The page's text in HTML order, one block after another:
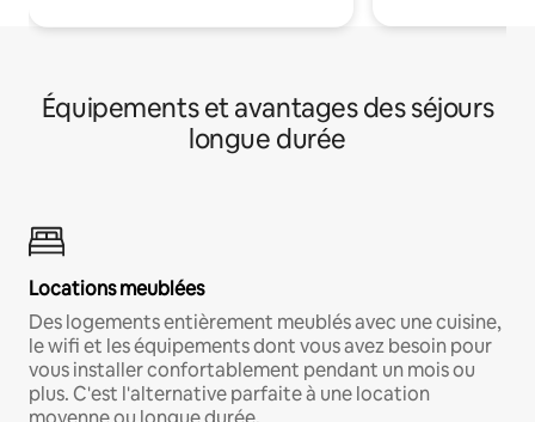
Équipements et avantages des séjours
longue durée
Locations meublées
Des logements entièrement meublés avec une cuisine,
le wifi et les équipements dont vous avez besoin pour
vous installer confortablement pendant un mois ou
plus. C'est l'alternative parfaite à une location